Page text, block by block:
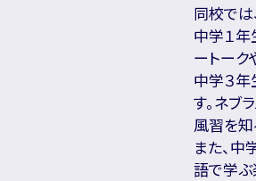
同校では
中学１年
ートーク
中学３年
す。ネブ
風習を知
また、中
語で学ぶ